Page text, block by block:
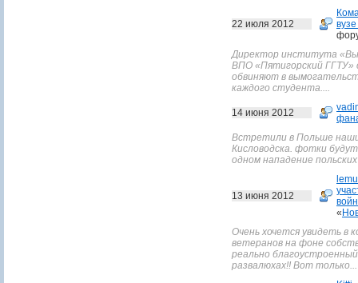
22 июля 2012
Директор института
ВПО «Пятигорский ГГТУ»
обвиняют в
каждого студента....
14 июня 2012
Встретили в Польше
Кисловодска. фотки
одном нападение
13 июня 2012
«
Очень хочется увидеть в
ветеранов на фоне
реально
развалюхах!! Вот только...